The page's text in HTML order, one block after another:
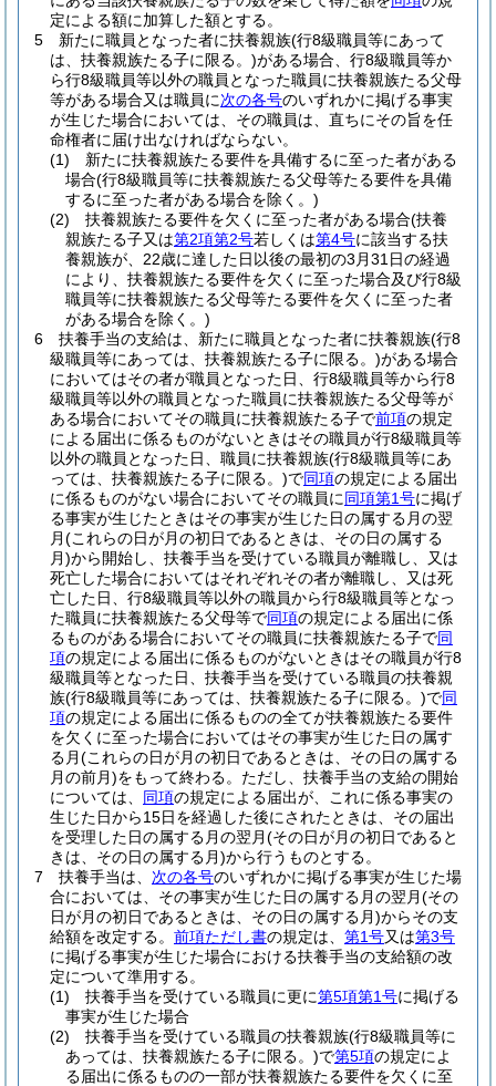
定による額に加算した額とする。
5
新たに職員となった者に扶養親族(行8級職員等にあって
は、扶養親族たる子に限る。)がある場合、行8級職員等か
ら行8級職員等以外の職員となった職員に扶養親族たる父母
等がある場合又は職員に次の各号のいずれかに掲げる事実
が生じた場合においては、その職員は、直ちにその旨を任
命権者に届け出なければならない。
(1)
新たに扶養親族たる要件を具備するに至った者がある
場合(行8級職員等に扶養親族たる父母等たる要件を具備
するに至った者がある場合を除く。)
(2)
扶養親族たる要件を欠くに至った者がある場合(扶養
親族たる子又は第2項第2号若しくは第4号に該当する扶
養親族が、22歳に達した日以後の最初の3月31日の経過
により、扶養親族たる要件を欠くに至った場合及び行8級
職員等に扶養親族たる父母等たる要件を欠くに至った者
がある場合を除く。)
6
扶養手当の支給は、新たに職員となった者に扶養親族(行8
級職員等にあっては、扶養親族たる子に限る。)がある場合
においてはその者が職員となった日、行8級職員等から行8
級職員等以外の職員となった職員に扶養親族たる父母等が
ある場合においてその職員に扶養親族たる子で前項の規定
による届出に係るものがないときはその職員が行8級職員等
以外の職員となった日、職員に扶養親族(行8級職員等にあ
っては、扶養親族たる子に限る。)で同項の規定による届出
に係るものがない場合においてその職員に同項第1号に掲げ
る事実が生じたときはその事実が生じた日の属する月の翌
月(これらの日が月の初日であるときは、その日の属する
月)から開始し、扶養手当を受けている職員が離職し、又は
死亡した場合においてはそれぞれその者が離職し、又は死
亡した日、行8級職員等以外の職員から行8級職員等となっ
た職員に扶養親族たる父母等で同項の規定による届出に係
るものがある場合においてその職員に扶養親族たる子で同
項の規定による届出に係るものがないときはその職員が行8
級職員等となった日、扶養手当を受けている職員の扶養親
族(行8級職員等にあっては、扶養親族たる子に限る。)で同
項の規定による届出に係るものの全てが扶養親族たる要件
を欠くに至った場合においてはその事実が生じた日の属す
る月(これらの日が月の初日であるときは、その日の属する
月の前月)をもって終わる。 ただし、扶養手当の支給の開始
については、 同項の規定による届出が、これに係る事実の
生じた日から15日を経過した後にされたときは、その届出
を受理した日の属する月の翌月(その日が月の初日であると
きは、その日の属する月)から行うものとする。
7
扶養手当は、 次の各号のいずれかに掲げる事実が生じた場
合においては、その事実が生じた日の属する月の翌月(その
日が月の初日であるときは、その日の属する月)からその支
給額を改定する。 前項ただし書の規定は、 第1号又は第3号
に掲げる事実が生じた場合における扶養手当の支給額の改
定について準用する。
(1)
扶養手当を受けている職員に更に第5項第1号に掲げる
事実が生じた場合
(2)
扶養手当を受けている職員の扶養親族(行8級職員等に
あっては、扶養親族たる子に限る。)で第5項の規定によ
る届出に係るものの一部が扶養親族たる要件を欠くに至